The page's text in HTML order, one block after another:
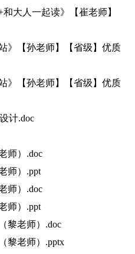
人一起读》【崔老师】
【孙老师】【省级】优质
【孙老师】【省级】优质
计.doc
师）.doc
师）.ppt
师）.doc
师）.ppt
老师）.doc
老师）.pptx